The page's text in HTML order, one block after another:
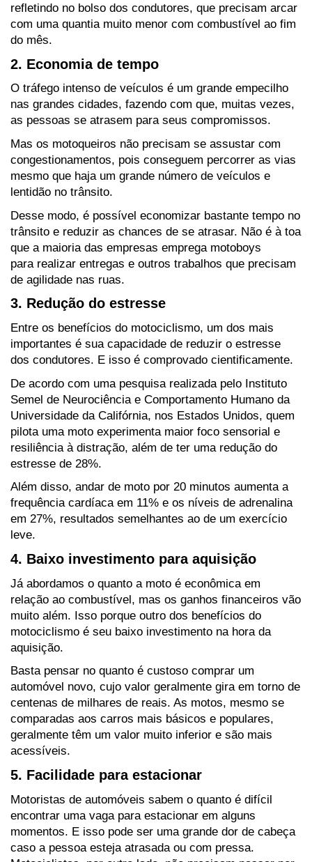
refletindo no bolso dos condutores, que precisam arcar
com uma quantia muito menor com combustível ao fim
do mês.
2. Economia de tempo
O tráfego intenso de veículos é um grande empecilho
nas grandes cidades, fazendo com que, muitas vezes,
as pessoas se atrasem para seus compromissos.
Mas os motoqueiros não precisam se assustar com
congestionamentos, pois conseguem percorrer as vias
mesmo que haja um grande número de veículos e
lentidão no trânsito.
Desse modo, é possível economizar bastante tempo no
trânsito e reduzir as chances de se atrasar. Não é à toa
que a maioria das empresas emprega motoboys
para realizar entregas e outros trabalhos que precisam
de agilidade nas ruas.
3. Redução do estresse
Entre os benefícios do motociclismo, um dos mais
importantes é sua capacidade de reduzir o estresse
dos condutores. E isso é comprovado cientificamente.
De acordo com uma pesquisa realizada pelo Instituto
Semel de Neurociência e Comportamento Humano da
Universidade da Califórnia, nos Estados Unidos, quem
pilota uma moto experimenta maior foco sensorial e
resiliência à distração, além de ter uma redução do
estresse de 28%.
Além disso, andar de moto por 20 minutos aumenta a
frequência cardíaca em 11% e os níveis de adrenalina
em 27%, resultados semelhantes ao de um exercício
leve.
4. Baixo investimento para aquisição
Já abordamos o quanto a moto é econômica em
relação ao combustível, mas os ganhos financeiros vão
muito além. Isso porque outro dos benefícios do
motociclismo é seu baixo investimento na hora da
aquisição.
Basta pensar no quanto é custoso comprar um
automóvel novo, cujo valor geralmente gira em torno de
centenas de milhares de reais. As motos, mesmo se
comparadas aos carros mais básicos e populares,
geralmente têm um valor muito inferior e são mais
acessíveis.
5. Facilidade para estacionar
Motoristas de automóveis sabem o quanto é difícil
encontrar uma vaga para estacionar em alguns
momentos. E isso pode ser uma grande dor de cabeça
caso a pessoa esteja atrasada ou com pressa.